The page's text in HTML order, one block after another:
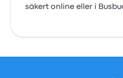
säkert online eller i